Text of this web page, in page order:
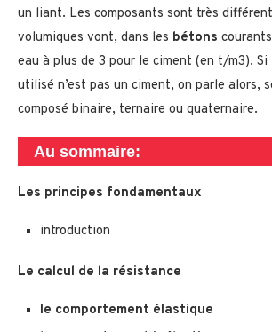
un liant. Les composants sont très
volumiques vont, dans les bétons
eau à plus de 3 pour le ciment (en t/m3).
utilisé n’est pas un ciment, on parle alors,
composé binaire, ternaire ou quaternaire.
Au sommaire:
Les principes fondamentaux
introduction
Le calcul de la résistance
le comportement élastique